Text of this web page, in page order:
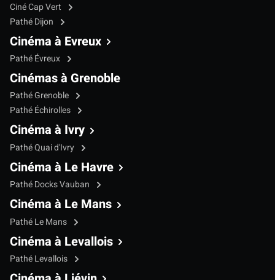
Ciné Cap Vert
Pathé Dijon
Cinéma à Evreux
Pathé Évreux
Cinémas à Grenoble
Pathé Grenoble
Pathé Échirolles
Cinéma à Ivry
Pathé Quai d'Ivry
Cinéma à Le Havre
Pathé Docks Vauban
Cinéma à Le Mans
Pathé Le Mans
Cinéma à Levallois
Pathé Levallois